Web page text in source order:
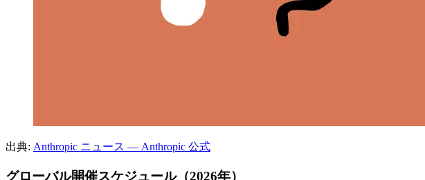
出典: Anthropic ニュース — Anthropic 公式
グローバル開催スケジュール（2026年）